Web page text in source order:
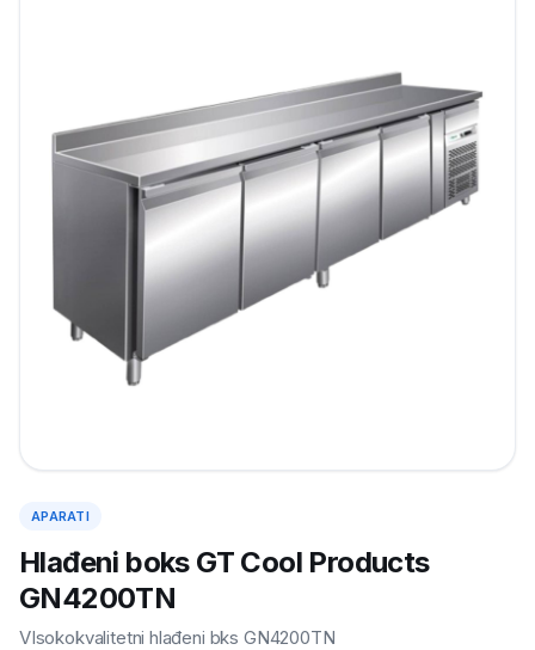
APARATI
Hlađeni boks GT Cool Products
GN4200TN
VIsokokvalitetni hlađeni bks GN4200TN